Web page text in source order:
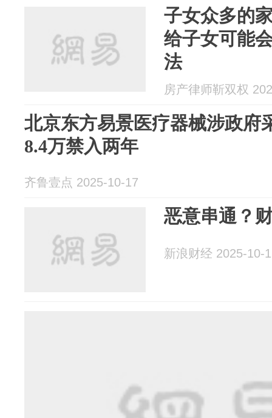
子女众多的
给子女可能
法
房产律师靳双权
北京东方易景医疗器械涉政府
8.4万禁入两年
齐鲁壹点 2025-10-17
恶意串通？
新浪财经 2025-10-